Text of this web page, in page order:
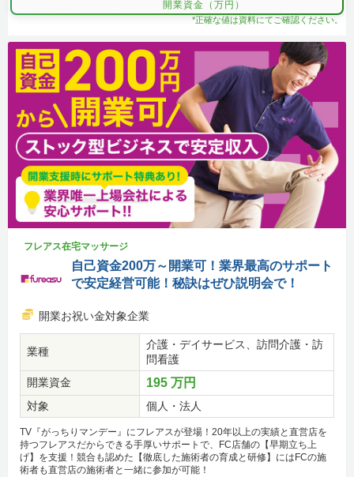
開業資金（万円）
*正確な値は資料にてご確認ください。
フレアス在宅マッサージ
自己資金200万～開業可！業界最高のサポート
で安定経営可能！秘訣はぜひ説明会で！
開業お祝い金対象企業
業種
介護・デイサービス、訪問介護・訪
問看護
開業資金
195 万円
対象 個人・法人
TV『がっちりマンデー』にフレアスが登場！20年以上の実績と直営店を
持つフレアスだからできる手厚いサポートで、FC店舗の【早期立ち上
げ】を支援！競合も認めた【徹底した施術者の育成と研修】にはFCの施
術者も直営店の施術者と一緒に参加が可能！